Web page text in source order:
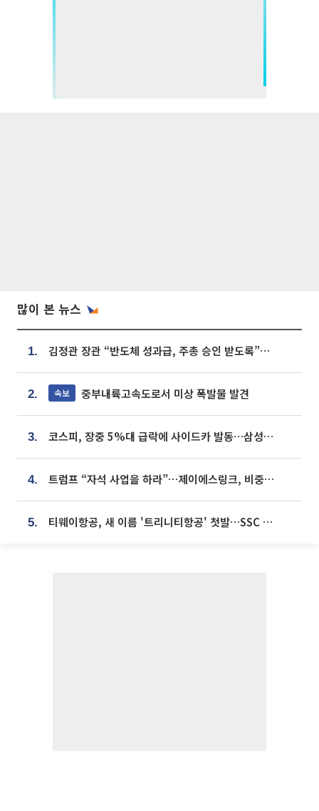
많이 본 뉴스
1. 김정관 장관 “반도체 성과급, 주총 승인 받도록”…상법·자본시장법 개정 시사
2. 속보 중부내륙고속도로서 미상 폭발물 발견
3. 코스피, 장중 5%대 급락에 사이드카 발동…삼성·SK 동반 폭락
4. 트럼프 “자석 사업을 하라”…제이에스링크, 비중국 영구자석 공급망 구축 속도
5. 티웨이항공, 새 이름 '트리니티항공' 첫발…SSC 전략 본격화